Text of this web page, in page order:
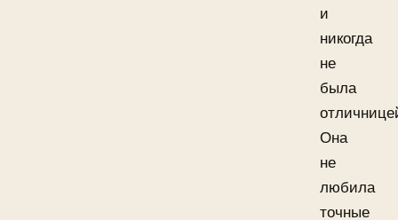
и
никогда
не
была
Она
не
любила
точные